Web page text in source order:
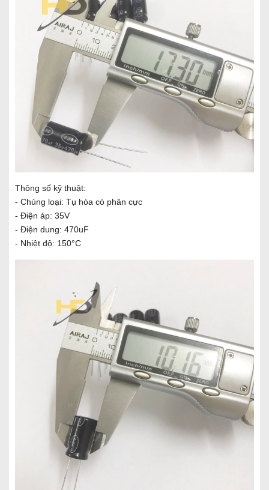
Thông số kỹ thuật:
- Chủng loại: Tụ hóa có phân cực
- Điện áp: 35V
- Điện dung: 470uF
- Nhiệt độ: 150°C